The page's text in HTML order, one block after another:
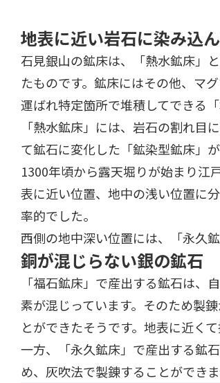
地表に近い岩石に染み込
石見銀山の鉱床は、「熱水鉱床」
たものです。鉱床にはその他、マ
運ばれ特定箇所で堆積してできる
「熱水鉱床」には、岩石の割れ
て鉱石に変化した「鉱染型鉱床」
1300年頃から露天堀りが始まり江
表に近い位置、地中の浅い位置に
率的でした。
西側の地中深い位置には、「永久
銅が混じらない銀の鉱石
「福石鉱床」で産出する鉱石は
素が混じっています。そのため製
とができたそうです。地表に近く
一方、「永久鉱床」で産出する鉱
め、灰吹法で製錬することができ